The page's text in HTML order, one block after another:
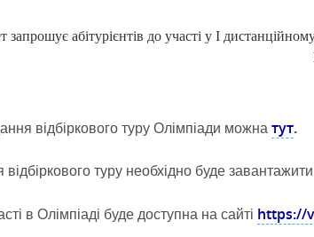
запрошує абітурієнтів до участі у І
відбіркового туру Олімпіади можнатут.
відбіркового туру необхідно буде
в Олімпіаді буде доступна на сайті https://